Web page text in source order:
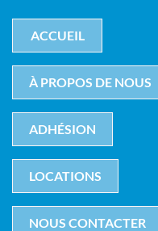
ACCUEIL
À PROPOS DE NOUS
ADHÉSION
LOCATIONS
NOUS CONTACTER